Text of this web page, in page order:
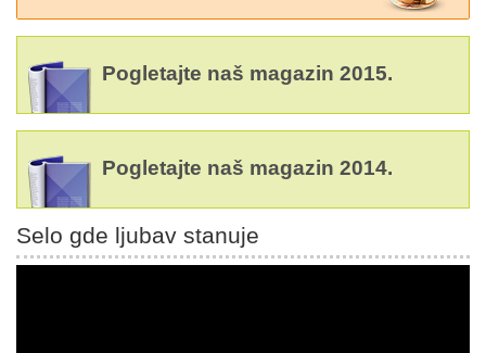
Pogletajte naš magazin 2015.
Pogletajte naš magazin 2014.
Selo gde ljubav stanuje